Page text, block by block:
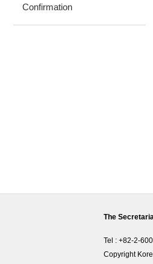
Confirmation
The
Tel : +82-2-
Copyright